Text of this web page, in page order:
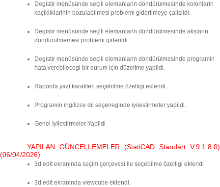
Degistir menüsünde seçili elemanlarin döndürülmesinde kolonlarin
kaçikliklarinin bozulabilmesi problemi giderilmeye çalisildi.
Degistir menüsünde seçili elemanlarin döndürülmesinde akslarin
döndürülmemesi problemi giderildi.
Degistir menüsünde seçili elemanlarin döndürülmesinde programin
hata verebilecegi bir durum için düzeltme yapildi.
Raporda yazi karakteri seçebilme özelligi eklendi.
Programin ingilizce dil seçeneginde iyilestirmeler yapildi.
Genel Iyilestirmeler Yapildi
YAPILAN GÜNCELLEMELER (StatiCAD Standart V.9.1.8.0)
(06/04/2026)
3d edit ekraninda seçim çerçevesi ile seçebilme özelligi eklendi
3d edit ekraninda viewcube eklendi.